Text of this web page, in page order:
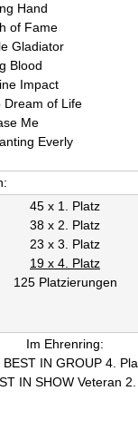
Hand
of Fame
Gladiator
Blood
Impact
Dream of Life
Me
Everly
45 x 1. Platz
38 x 2. Platz
23 x 3. Platz
19 x 4. Platz
125 Platzierungen
Im Ehrenring:
BEST IN GROUP 4.
IN SHOW Veteran